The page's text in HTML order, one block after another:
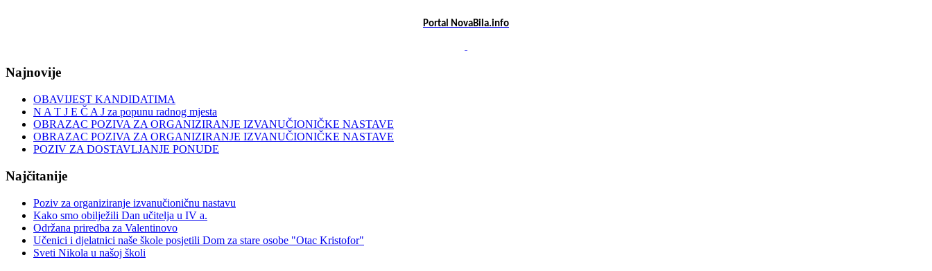
Portal NovaBila.info
Najnovije
OBAVIJEST KANDIDATIMA
N A T J E Č A J za popunu radnog mjesta
OBRAZAC POZIVA ZA ORGANIZIRANJE IZVANUČIONIČKE NASTAVE
OBRAZAC POZIVA ZA ORGANIZIRANJE IZVANUČIONIČKE NASTAVE
POZIV ZA DOSTAVLJANJE PONUDE
Najčitanije
Poziv za organiziranje izvanučioničnu nastavu
Kako smo obilježili Dan učitelja u IV a.
Održana priredba za Valentinovo
Učenici i djelatnici naše škole posjetili Dom za stare osobe "Otac Kristofor"
Sveti Nikola u našoj školi